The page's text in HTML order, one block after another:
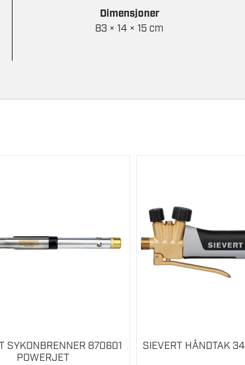
Dimensjoner
83 × 14 × 15 cm
SYKONBRENNER 870601
POWERJET
SIEVERT HÅNDTAK